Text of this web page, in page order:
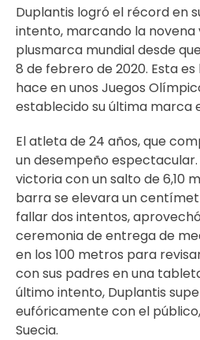
Duplantis logró el récord en
intento, marcando la novena
plusmarca mundial desde
8 de febrero de 2020. Esta
hace en unos Juegos
establecido su última marca
El atleta de 24 años, que
un desempeño
victoria con un salto de 6,10
barra se elevara un
fallar dos intentos,
ceremonia de entrega de
en los 100 metros para
con sus padres en una
último intento, Duplantis
eufóricamente con el
Suecia.